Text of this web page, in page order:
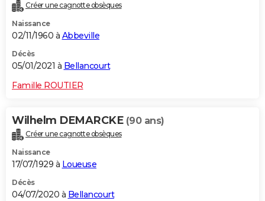
Créer une cagnotte obsèques
Naissance
02/11/1960 à Abbeville
Décès
05/01/2021 à Bellancourt
Famille ROUTIER
Wilhelm DEMARCKE (90 ans)
Créer une cagnotte obsèques
Naissance
17/07/1929 à Loueuse
Décès
04/07/2020 à Bellancourt